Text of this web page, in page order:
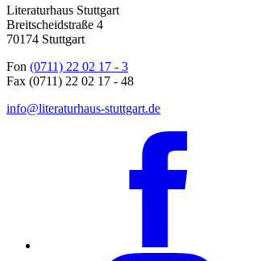
Literaturhaus Stuttgart
Breitscheidstraße 4
70174 Stuttgart
Fon (0711) 22 02 17 - 3
Fax (0711) 22 02 17 - 48
info@literaturhaus-stuttgart.de